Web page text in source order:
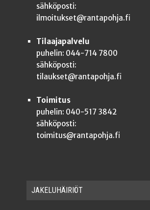
sähköposti:
ilmoitukset@rantapohja.fi
Tilaajapalvelu
puhelin: 044-714 7800
sähköposti:
tilaukset@rantapohja.fi
Toimitus
puhelin: 040-517 3842
sähköposti:
toimitus@rantapohja.fi
JAKE­LU­HÄI­RIÖT